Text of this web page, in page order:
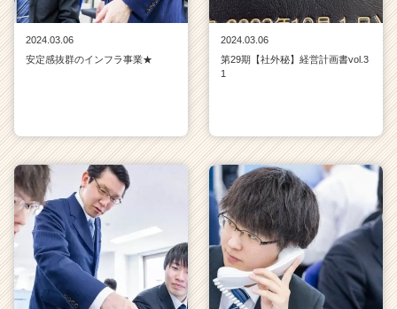
2024.03.06
安定感抜群のインフラ事業★
2024.03.06
第29期【社外秘】経営計画書vol.3
1